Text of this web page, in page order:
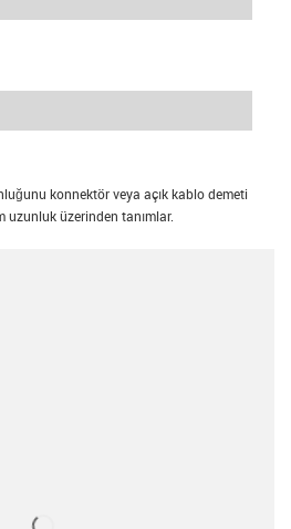
konnektör veya açık kablo demeti
uzunluk üzerinden tanımlar.